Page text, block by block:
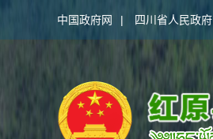
中国政府网 | 四川省人民政府